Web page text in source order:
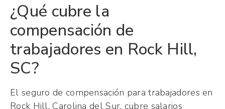
¿Qué cubre la
compensación de
trabajadores en Rock Hill,
SC?
El seguro de compensación para trabajadores en
Rock Hill, Carolina del Sur, cubre salarios